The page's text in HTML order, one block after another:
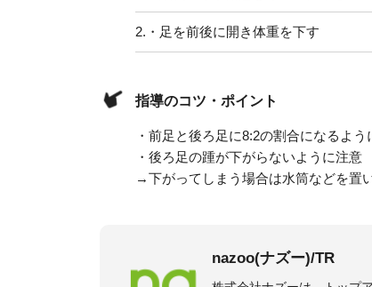
2. ・足を前後に開き体重を下す
指導のコツ・ポイント
・前足と後ろ足に8:2の割合になるよう
・後ろ足の踵が下がらないように注意
→下がってしまう場合は水筒などを置
nazoo(ナズー)/TR